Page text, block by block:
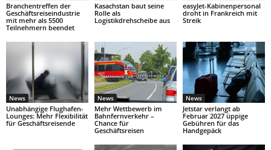
Branchentreffen der
Geschäftsreiseindustrie
mit mehr als 5500
Teilnehmern beendet
Kasachstan baut seine
Rolle als
Logistikdrehscheibe aus
easyJet-Kabinenpersonal
droht in Frankreich mit
Streik
News
Unabhängige Flughafen-
Lounges: Mehr Flexibilität
für Geschäftsreisende
News
Mehr Wettbewerb im
Bahnfernverkehr –
Chance für
Geschäftsreisen
News
Jetstar verlangt ab
Februar 2027 üppige
Gebühren für das
Handgepäck